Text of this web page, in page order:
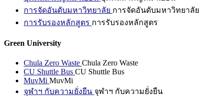
การจัดอันดับมหาวิทยาลัย การจัดอันดับมหาวิทยาลัย
การรับรองหลักสูตร การรับรองหลักสูตร
Green University
Chula Zero Waste Chula Zero Waste
CU Shuttle Bus CU Shuttle Bus
MuvMi MuvMi
จุฬาฯ กับความยั่งยืน จุฬาฯ กับความยั่งยืน